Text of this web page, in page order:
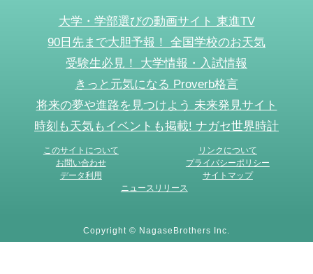
大学・学部選びの動画サイト 東進TV
90日先まで大胆予報！ 全国学校のお天気
受験生必見！ 大学情報・入試情報
きっと元気になる Proverb格言
将来の夢や進路を見つけよう 未来発見サイト
時刻も天気もイベントも掲載! ナガセ世界時計
このサイトについて
リンクについて
お問い合わせ
プライバシーポリシー
データ利用
サイトマップ
ニュースリリース
Copyright © NagaseBrothers Inc.